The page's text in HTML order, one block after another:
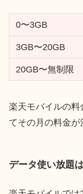
0〜3GB
3GB〜20GB
20GB〜無制限
楽天モバイルの料
てその月の料金が
データ使い放題